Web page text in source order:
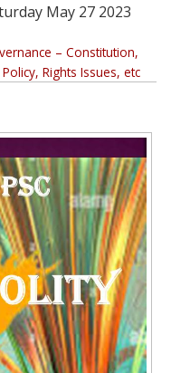
May 27 2023
– Constitution,
Rights Issues, etc